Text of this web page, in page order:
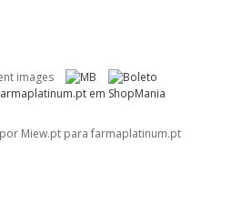
Miew.pt para farmaplatinum.pt